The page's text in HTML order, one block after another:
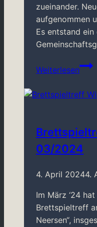
zueinander.
aufgenommen
Es entstand ein
Weiterlesen
Treff
03/2024
4. April 20244.
Im März ‘24
Brettspieltreff
Neersen“,